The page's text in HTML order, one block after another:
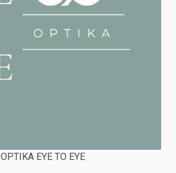
OPTIKA EYE TO EYE